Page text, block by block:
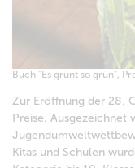
Buch "Es grünt so grün",
Zur Eröffnung der 28.
Preise. Ausgezeichnet
Kitas und Schulen